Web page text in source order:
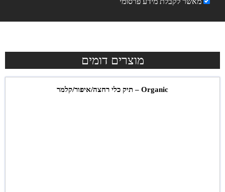
מוצרים דומים
Organic – תיק כלי רחצה/איפור/קלמר